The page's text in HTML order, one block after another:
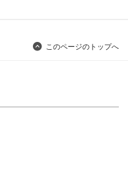
このページのトップへ